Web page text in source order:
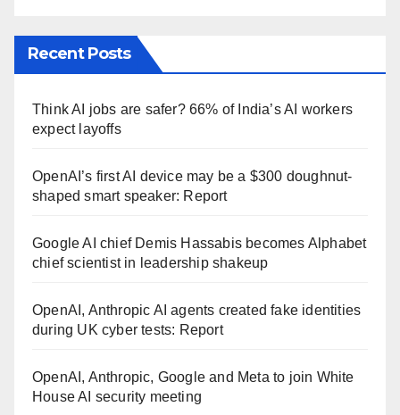
Recent Posts
Think AI jobs are safer? 66% of India’s AI workers
expect layoffs
OpenAI’s first AI device may be a $300 doughnut-
shaped smart speaker: Report
Google AI chief Demis Hassabis becomes Alphabet
chief scientist in leadership shakeup
OpenAI, Anthropic AI agents created fake identities
during UK cyber tests: Report
OpenAI, Anthropic, Google and Meta to join White
House AI security meeting